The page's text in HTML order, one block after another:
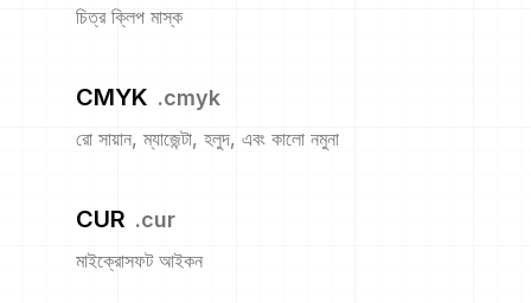
চিত্র ক্লিপ মাস্ক
CMYK .cmyk
রো সায়ান, ম্যাজেন্টা, হলুদ, এবং কালো নমুনা
CUR .cur
মাইক্রোসফট আইকন